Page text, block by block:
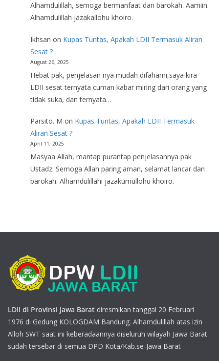
Alhamdulillah, semoga bermanfaat dan barokah. Aamiin.
Alhamdulillah jazakallohu khoiro.
Ikhsan on Kupas Tuntas, Apakah LDII Termasuk Aliran
Sesat ?
August 26, 2025
Hebat pak, penjelasan nya mudah difahami,saya kira
LDII sesat ternyata cuman kabar miring dari orang yang
tidak suka, dan ternyata…
Parsito. M on Kupas Tuntas, Apakah LDII Termasuk
Aliran Sesat ?
April 11, 2025
Masyaa Allah, mantap purantap penjelasannya pak
Ustadz. Semoga Allah paring aman, selamat lancar dan
barokah. Alhamdulillahi jazakumullohu khoiro.
LDII di Provinsi Jawa Barat diresmikan tanggal 20 Februari
1976 di Gedung KOLOGDAM Bandung. Alhamdulillah atas izin
Alloh SWT saat ini keberadaannya diseluruh wilayah Jawa Barat
sudah tersebar di semua DPD Kota/Kab.se-Jawa Barat